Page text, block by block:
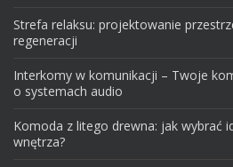
Strefa relaksu: projektowanie
regeneracji
Interkomy w komunikacji – Twoje
o systemach audio
Komoda z litego drewna: jak wybrać
wnętrza?